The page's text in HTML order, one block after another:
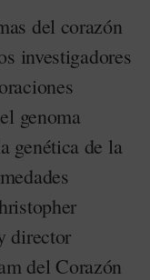
del corazón
investigadores
genoma
genética de la
director
del Corazón